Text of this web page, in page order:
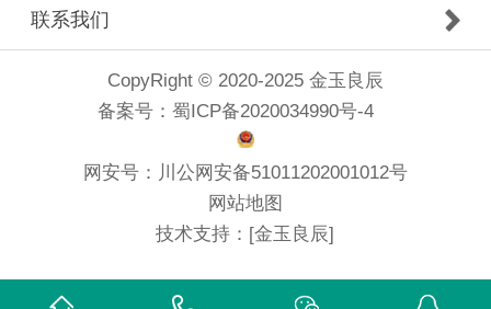
联系我们
CopyRight © 2020-2025 金玉良辰
备案号：蜀ICP备2020034990号-4
网安号： 川公网安备51011202001012号
网站地图
技术支持： [金玉良辰]